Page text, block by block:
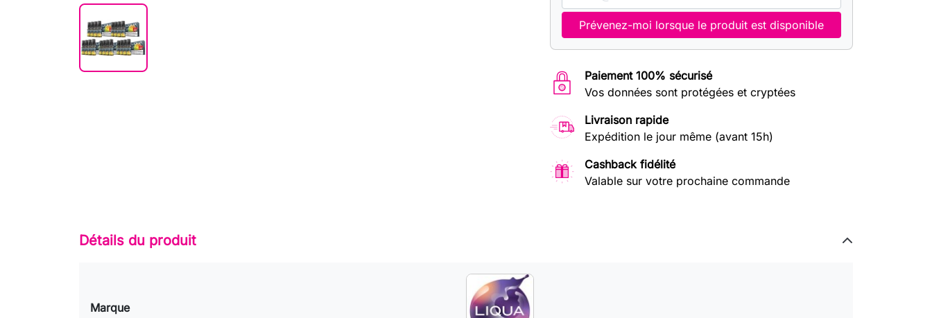
Prévenez-moi lorsque le produit est disponible
Paiement 100% sécurisé
Vos données sont protégées et cryptées
Livraison rapide
Expédition le jour même (avant 15h)
Cashback fidélité
Valable sur votre prochaine commande
Détails du produit
Marque